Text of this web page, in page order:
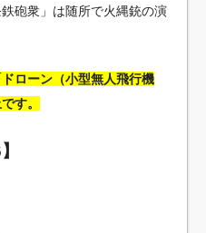
砲衆」は随所で火縄銃の演
ローン（小型無人飛行機
す。